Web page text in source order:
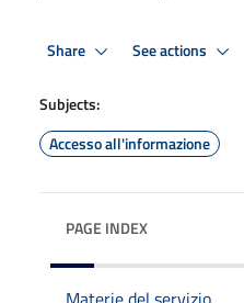
Share See actions
Subjects:
Accesso all'informazione
PAGE INDEX